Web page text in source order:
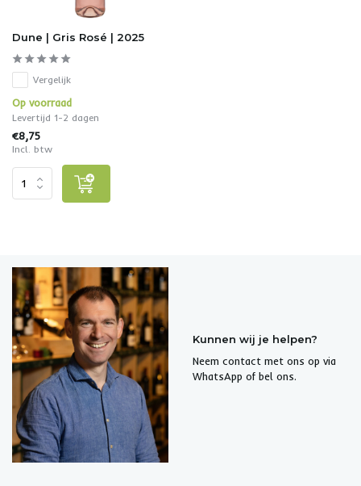
Dune | Gris Rosé | 2025
Vergelijk
Op voorraad
Levertijd 1-2 dagen
€8,75
Incl. btw
Kunnen wij je helpen?
Neem contact met ons op via
WhatsApp of bel ons.